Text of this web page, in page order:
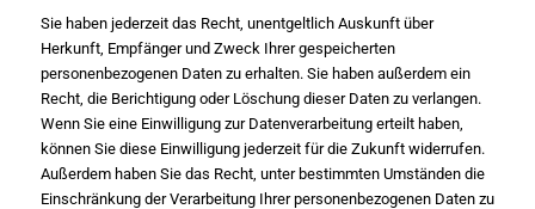
Sie haben jederzeit das Recht, unentgeltlich Auskunft über
Herkunft, Empfänger und Zweck Ihrer gespeicherten
personenbezogenen Daten zu erhalten. Sie haben außerdem ein
Recht, die Berichtigung oder Löschung dieser Daten zu verlangen.
Wenn Sie eine Einwilligung zur Datenverarbeitung erteilt haben,
können Sie diese Einwilligung jederzeit für die Zukunft widerrufen.
Außerdem haben Sie das Recht, unter bestimmten Umständen die
Einschränkung der Verarbeitung Ihrer personenbezogenen Daten zu